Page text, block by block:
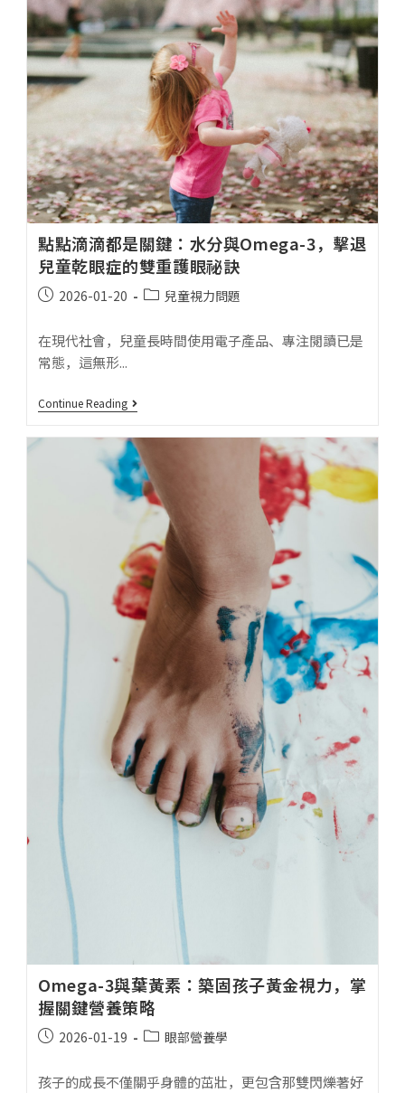
點點滴滴都是關鍵：水分與Omega-3，擊退
兒童乾眼症的雙重護眼祕訣
2026-01-20 兒童視力問題
在現代社會，兒童長時間使用電子產品、專注閱讀已是
常態，這無形...
Continue Reading
Omega-3與葉黃素：築固孩子黃金視力，掌
握關鍵營養策略
2026-01-19 眼部營養學
孩子的成長不僅關乎身體的茁壯，更包含那雙閃爍著好